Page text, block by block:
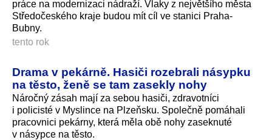
práce na modernizaci nádraží. Vlaky z největšího města
Středočeského kraje budou mít cíl ve stanici Praha-
Bubny.
tento rok
Drama v pekárně. Hasiči rozebrali násypku
na těsto, ženě se tam zasekly nohy
Náročný zásah mají za sebou hasiči, zdravotníci
i policisté v Myslince na Plzeňsku. Společně pomáhali
pracovnici pekárny, která měla obě nohy zaseknuté
v násypce na těsto.